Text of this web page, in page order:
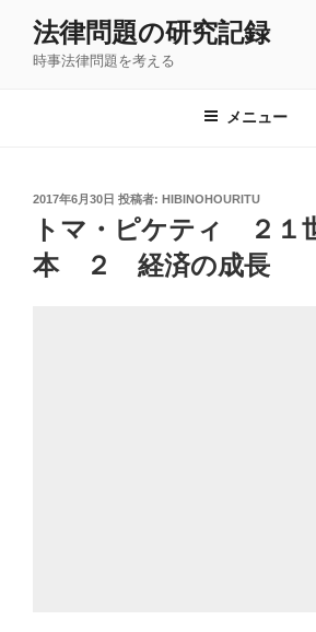
法律問題の研究記録
時事法律問題を考える
メニュー
投
稿
2017年6月30日 投稿者: HIBINOHOURITU
トマ・ピケティ ２１
本 ２ 経済の成長